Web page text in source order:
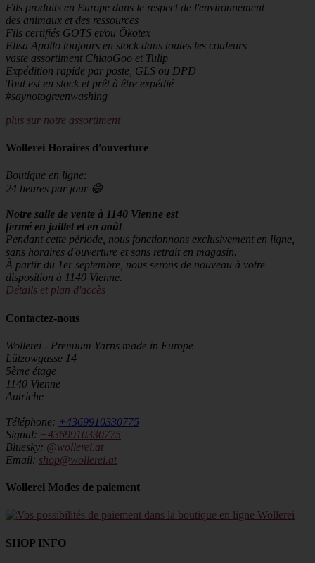
Fils produits en Europe dans le respect de l'environnement
des animaux et des ressources
Fils certifiés GOTS et/ou Ökotex
Elisa Apollo toujours en stock dans toutes les couleurs
vaste assortiment ChiaoGoo et Tulip
Expédition rapide par poste, GLS ou DPD
Tout est en stock et prêt à être expédié
#saynotogreenwashing
plus sur notre assortiment
Wollerei Horaires d'ouverture
Boutique en ligne:
24 heures par jour 😄
Notre salle de vente à 1140 Vienne est
fermé en juillet et en août
Pendant cette période, nous fonctionnons exclusivement en ligne,
sans horaires d'ouverture et sans retrait en magasin.
À partir du 1er septembre, nous serons de nouveau à votre
disposition à 1140 Vienne.
Détails et plan d'accès
Contactez-nous
Wollerei - Premium Yarns made in Europe
Lützowgasse 14
5ème étage
1140 Vienne
Autriche
Téléphone: +4369910330775
Signal: +4369910330775
Bluesky: @wollerei.at
Email: shop@wollerei.at
Wollerei Modes de paiement
SHOP INFO